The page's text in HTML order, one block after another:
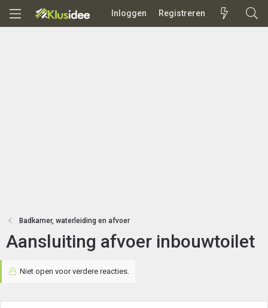
Inloggen Registreren
Badkamer, waterleiding en afvoer
Aansluiting afvoer inbouwtoilet
Niet open voor verdere reacties.